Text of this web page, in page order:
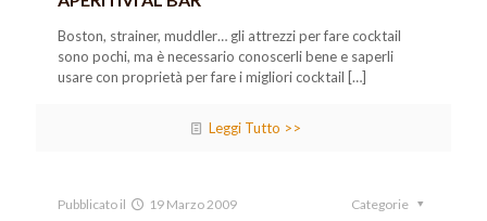
Boston, strainer, muddler… gli attrezzi per fare cocktail
sono pochi, ma è necessario conoscerli bene e saperli
usare con proprietà per fare i migliori cocktail […]
Leggi Tutto >>
Pubblicato il 19 Marzo 2009 Categorie